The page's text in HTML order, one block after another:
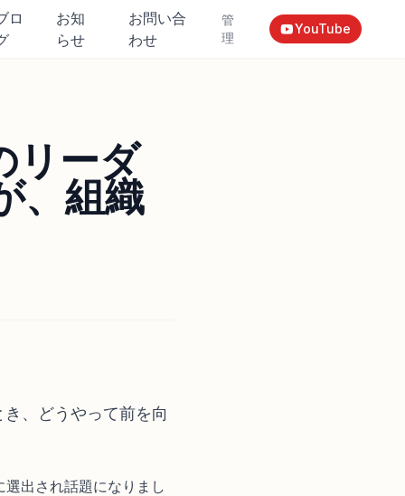
ロ
お知
らせ
お問い合
わせ
管
理
YouTube
基準を変える
リーダ
、組織
、どうやって前を向
出され話題になりまし